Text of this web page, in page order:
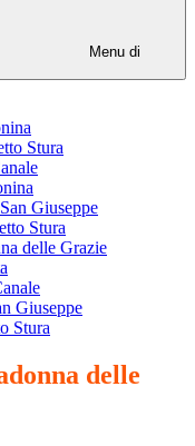
Menu di
Stura
Giuseppe
Stura
delle Grazie
Giuseppe
Stura
delle